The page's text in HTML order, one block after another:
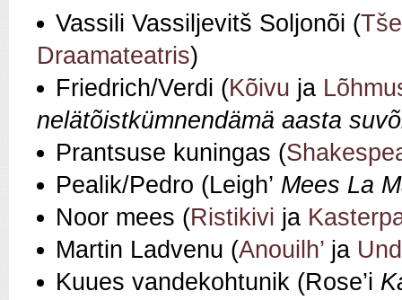
Vassili Vassiljevitš Soljonõi (
Draamateatris)
Friedrich/Verdi (Kõivu ja
nelätõistkümnendämä aasta
Prantsuse kuningas (
Pealik/Pedro (Leigh’ Mees La
Noor mees (Ristikivi ja
Martin Ladvenu (Anouilh’ ja
Kuues vandekohtunik (Rose’i